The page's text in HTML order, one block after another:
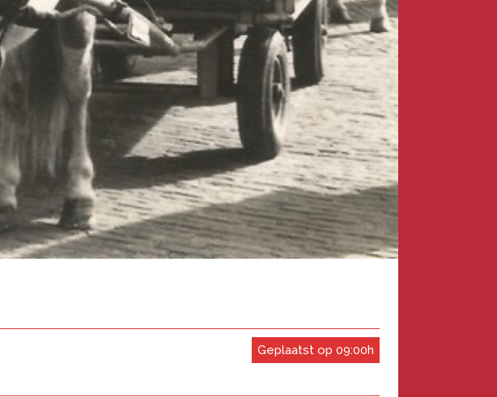
Geplaatst op 09:00h